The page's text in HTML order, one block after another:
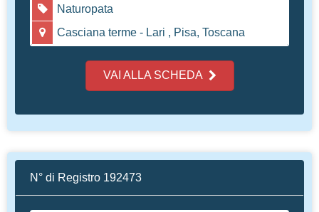
Naturopata
Casciana terme - Lari , Pisa, Toscana
VAI ALLA SCHEDA
N° di Registro 192473